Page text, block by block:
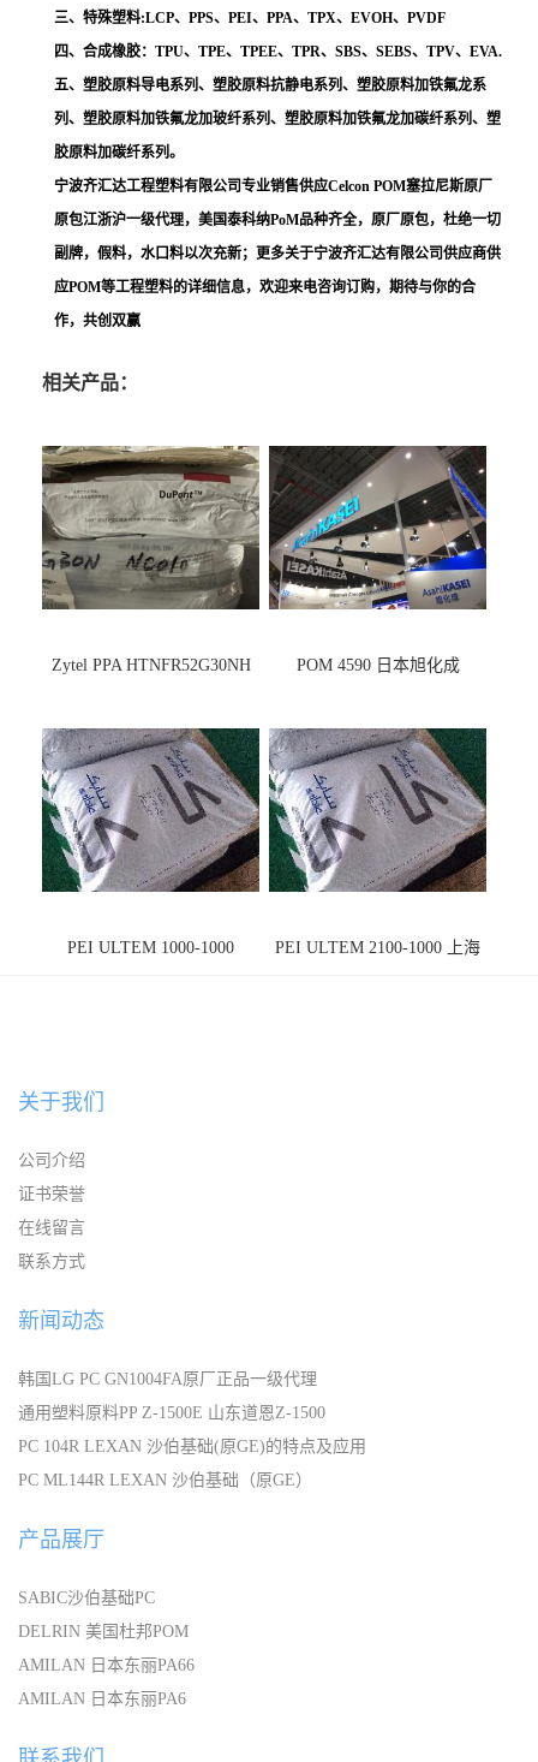
三、特殊塑料:LCP、PPS、PEI、PPA、TPX、EVOH、PVDF
四、合成橡胶：TPU、TPE、TPEE、TPR、SBS、SEBS、TPV、EVA.
五、塑胶原料导电系列、塑胶原料抗静电系列、塑胶原料加铁氟龙系
列、塑胶原料加铁氟龙加玻纤系列、塑胶原料加铁氟龙加碳纤系列、塑
胶原料加碳纤系列。
宁波齐汇达工程塑料有限公司专业销售供应Celcon POM塞拉尼斯原厂
原包江浙沪一级代理，美国泰科纳PoM品种齐全，原厂原包，杜绝一切
副牌，假料，水口料以次充新；更多关于宁波齐汇达有限公司供应商供
应POM等工程塑料的详细信息，欢迎来电咨询订购，期待与你的合
作，共创双赢
相关产品：
Zytel PPA HTNFR52G30NH POM 4590 日本旭化成
PEI ULTEM 1000-1000
PEI ULTEM 2100-1000 上海
关于我们
公司介绍
证书荣誉
在线留言
联系方式
新闻动态
韩国LG PC GN1004FA原厂正品一级代理
通用塑料原料PP Z-1500E 山东道恩Z-1500
PC 104R LEXAN 沙伯基础(原GE)的特点及应用
PC ML144R LEXAN 沙伯基础（原GE）
产品展厅
SABIC沙伯基础PC
DELRIN 美国杜邦POM
AMILAN 日本东丽PA66
AMILAN 日本东丽PA6